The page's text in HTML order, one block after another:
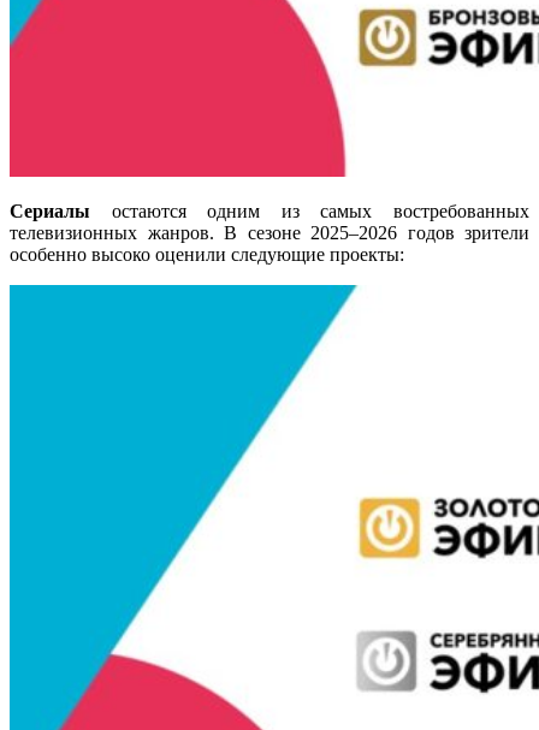
Сериалы остаются одним из самых востребованных
телевизионных жанров. В сезоне 2025–2026 годов зрители
особенно высоко оценили следующие проекты: